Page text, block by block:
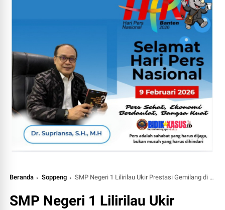
Beranda Soppeng SMP Negeri 1 Lilirilau Ukir Prestasi Gemilang di FLS3N Kabupaten Soppeng
SMP Negeri 1 Lilirilau Ukir